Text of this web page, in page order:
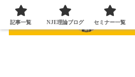
記事一覧 NJE理論ブログ セミナー一覧